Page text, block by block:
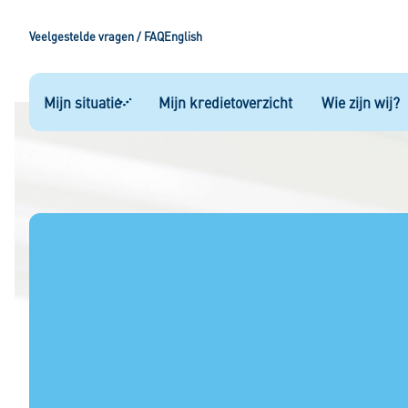
Veelgestelde vragen / FAQEnglish
Mijn situatie Mijn kredietoverzicht Wie zijn wij?